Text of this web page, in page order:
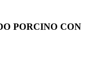
PORCINO CON